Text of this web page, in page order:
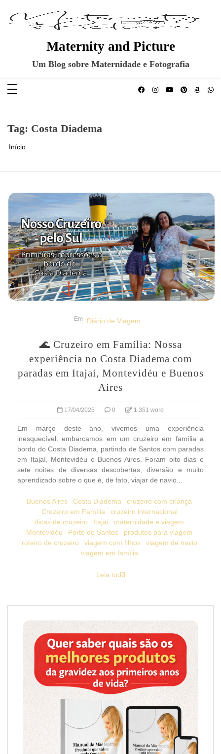
conteúdo
Maternity and Picture
Um Blog sobre Maternidade e Fotografia
Tag: Costa Diadema
Início
Em Diário de Viagem
🌊 Cruzeiro em Família: Nossa
experiência no Costa Diadema com
paradas em Itajaí, Montevidéu e Buenos
Aires
17/04/2025 0 1.351 word
Em março deste ano, vivemos uma experiência
inesquecível: embarcamos em um cruzeiro em família a
bordo do Costa Diadema, partindo de Santos com paradas
em Itajaí, Montevidéu e Buenos Aires. Foram oito dias e
sete noites de diversas descobertas, diversão e muito
aprendizado sobre o que é, de fato, viajar de navio...
Buenos Aires Costa Diadema
cruzeiro com criança
Cruzeiro em Família
cruzeiro internacional
dicas de cruzeiro
Itajaí
maternidade e viagem
Montevidéu
Porto de Santos
produtos para viagem
roteiro de cruzeiro
viagem com filhos
viagem de navio
viagem em família
Leia tudo